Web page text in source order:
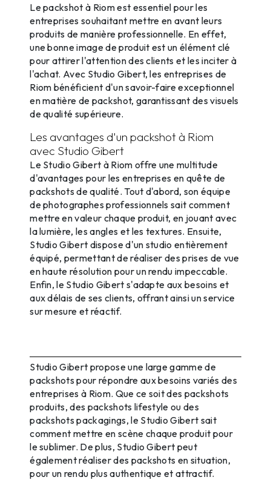
Le packshot à Riom est essentiel pour les
entreprises souhaitant mettre en avant leurs
produits de manière professionnelle. En effet,
une bonne image de produit est un élément clé
pour attirer l'attention des clients et les inciter à
l'achat. Avec Studio Gibert, les entreprises de
Riom bénéficient d'un savoir-faire exceptionnel
en matière de packshot, garantissant des visuels
de qualité supérieure.
Les avantages d'un packshot à Riom
avec Studio Gibert
Le Studio Gibert à Riom offre une multitude
d'avantages pour les entreprises en quête de
packshots de qualité. Tout d'abord, son équipe
de photographes professionnels sait comment
mettre en valeur chaque produit, en jouant avec
la lumière, les angles et les textures. Ensuite,
Studio Gibert dispose d'un studio entièrement
équipé, permettant de réaliser des prises de vue
en haute résolution pour un rendu impeccable.
Enfin, le Studio Gibert s'adapte aux besoins et
aux délais de ses clients, offrant ainsi un service
sur mesure et réactif.
Studio Gibert propose une large gamme de
packshots pour répondre aux besoins variés des
entreprises à Riom. Que ce soit des packshots
produits, des packshots lifestyle ou des
packshots packagings, le Studio Gibert sait
comment mettre en scène chaque produit pour
le sublimer. De plus, Studio Gibert peut
également réaliser des packshots en situation,
pour un rendu plus authentique et attractif.